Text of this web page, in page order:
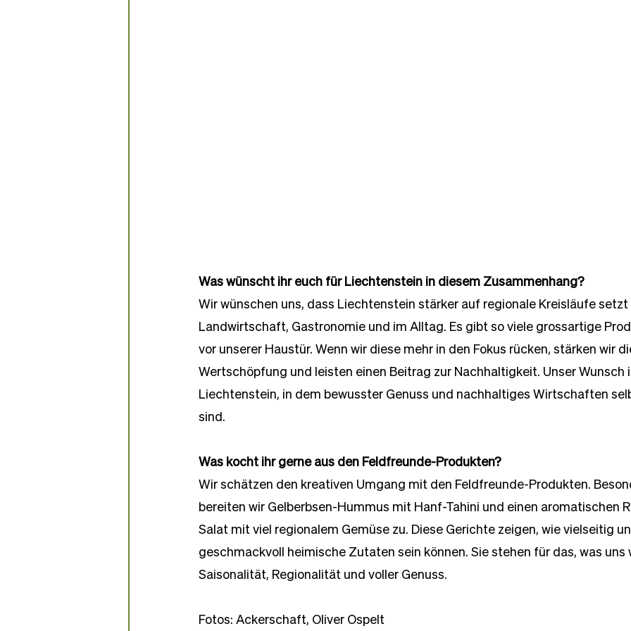
Was wünscht ihr euch für Liechtenstein in diesem Zusammenhang?
Wir wünschen uns, dass Liechtenstein stärker auf regionale Kreisläufe setzt
Landwirtschaft, Gastronomie und im Alltag. Es gibt so viele grossartige
vor unserer Haustür. Wenn wir diese mehr in den Fokus rücken, stärken wir
Wertschöpfung und leisten einen Beitrag zur Nachhaltigkeit. Unser Wunsch
Liechtenstein, in dem bewusster Genuss und nachhaltiges Wirtschaften
sind.
Was kocht ihr gerne aus den Feldfreunde-Produkten?
Wir schätzen den kreativen Umgang mit den Feldfreunde-Produkten.
bereiten wir Gelberbsen-Hummus mit Hanf-Tahini und einen aromatischen
Salat mit viel regionalem Gemüse zu. Diese Gerichte zeigen, wie vielseitig
geschmackvoll heimische Zutaten sein können. Sie stehen für das, was uns
Saisonalität, Regionalität und voller Genuss.
Fotos: Ackerschaft, Oliver Ospelt